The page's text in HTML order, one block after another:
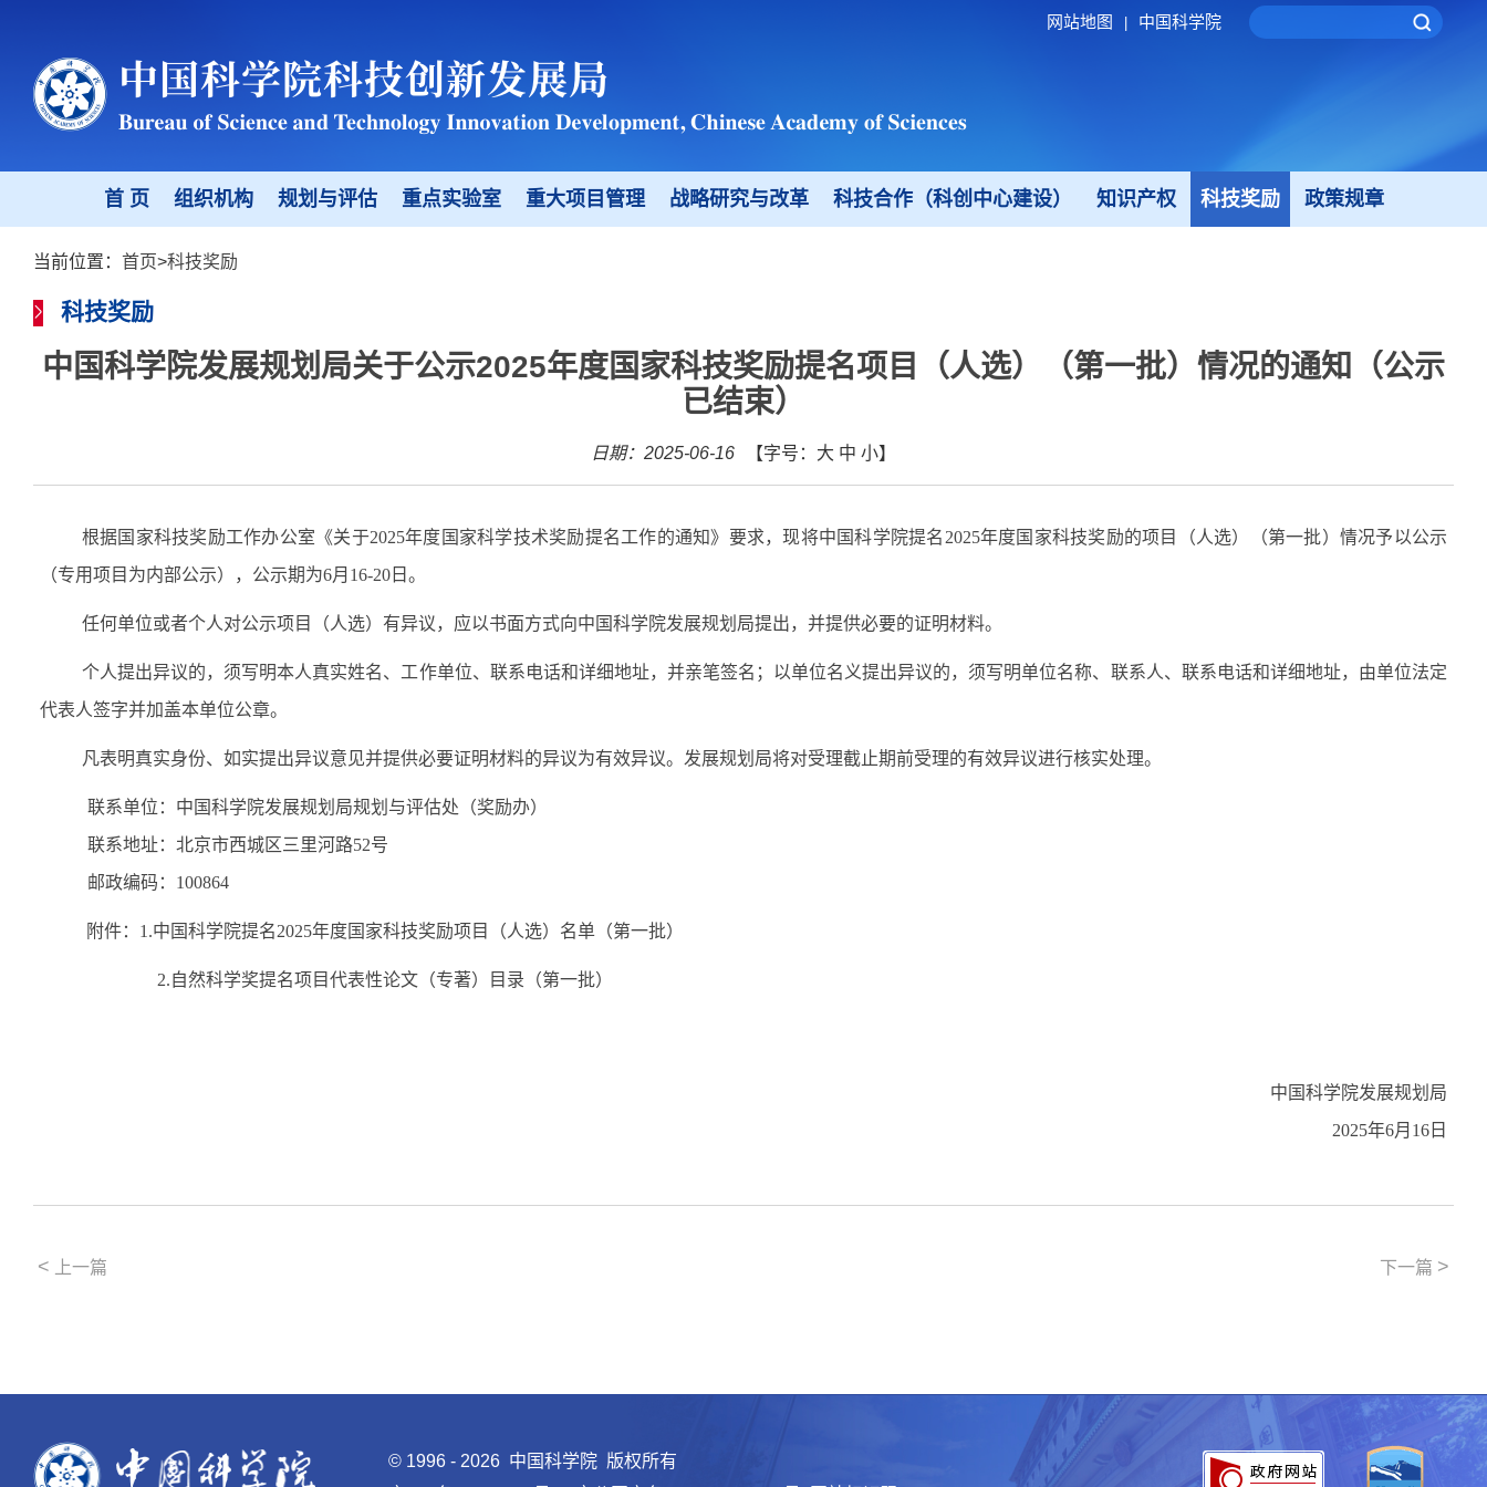
网站地图 中国科学院
首 页 组织机构 规划与评估 重点实验室 重大项目管理 战略研究与改革 科技合作（科创中心建设） 知识产权 科技奖励 政策规章
当前位置： 首页>科技奖励
科技奖励
中国科学院发展规划局关于公示2025年度国家科技奖励提名项目（人选）（第一批）情况的通知（公示
已结束）
日期：2025-06-16 【字号： 大 中 小】
根据国家科技奖励工作办公室《关于2025年度国家科学技术奖励提名工作的通知》要求，现将中国科学院提名 2025年度国家科技奖励的项目 （人选）（第一批） 情况予以公示
（专用项目为内部公示），公示期为6月 16-20 日 。
任何单位或者个人对公示项目 （人选） 有异议，应以书面方式向中国科学院发展规划局提出，并提供必要的证明材料。
个人提出异议的，须写明本人真实姓名、工作单位、联系电话和详细地址，并亲笔签名；以单位名义提出异议的，须写明单位名称、联系人、联系电话和详细地址，由单位法定
代表人签字并加盖本单位公章。
凡表明真实身份、如实提出异议意见并提供必要证明材料的异议为有效异议。发展规划局将对受理截止期前受理的有效异议进行核实处理。
联系单位：中国科学院发展规划局规划与评估处（奖励办）
联系地址：北京市西城区三里河路52号
邮政编码： 100864
附件： 1 .中国科学院提名2025年度国家科技奖励项目 （人选） 名单 （第一批）
2.自然科学奖提名项目代表性论文（专著）目录 （第一批）
中国科学院发展规划局
2025年6月 16 日
< 上一篇 下一篇 >
© 1996 - 2026 中国科学院 版权所有